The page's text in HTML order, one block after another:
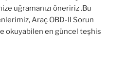
uğramanızı öneririz .Bu
Araç OBD-II Sorun
okuyabilen en güncel teşhis